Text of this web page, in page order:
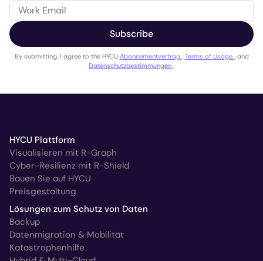
Subscribe
By submitting, I agree to the HYCU Abonnementvertrag Terms of Usage , and
Datenschutzbestimmungen
HYCU Plattform
Visualisieren mit R-Graph
Cyber-Resilienz mit R-Shield
Bauen Sie auf HYCU
Preisgestaltung
Lösungen zum Schutz von Daten
Backup
Datenmigration & Mobilität
Katastrophenhilfe